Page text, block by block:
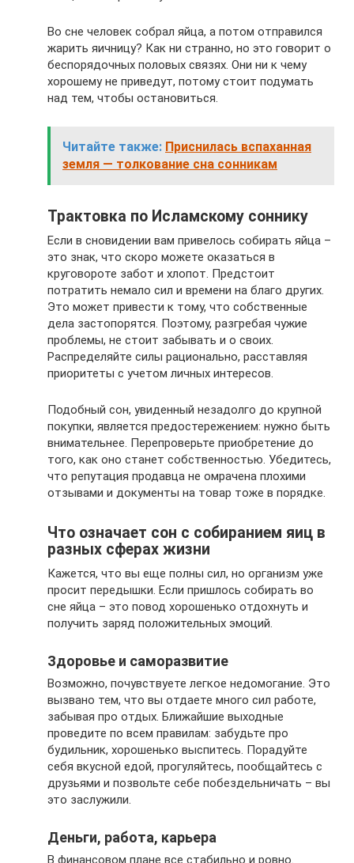
Во сне человек собрал яйца, а потом отправился
жарить яичницу? Как ни странно, но это говорит о
беспорядочных половых связях. Они ни к чему
хорошему не приведут, потому стоит подумать
над тем, чтобы остановиться.
Читайте также: Приснилась вспаханная
земля — толкование сна сонникам
Трактовка по Исламскому соннику
Если в сновидении вам привелось собирать яйца –
это знак, что скоро можете оказаться в
круговороте забот и хлопот. Предстоит
потратить немало сил и времени на благо других.
Это может привести к тому, что собственные
дела застопорятся. Поэтому, разгребая чужие
проблемы, не стоит забывать и о своих.
Распределяйте силы рационально, расставляя
приоритеты с учетом личных интересов.
Подобный сон, увиденный незадолго до крупной
покупки, является предостережением: нужно быть
внимательнее. Перепроверьте приобретение до
того, как оно станет собственностью. Убедитесь,
что репутация продавца не омрачена плохими
отзывами и документы на товар тоже в порядке.
Что означает сон с собиранием яиц в
разных сферах жизни
Кажется, что вы еще полны сил, но организм уже
просит передышки. Если пришлось собирать во
сне яйца – это повод хорошенько отдохнуть и
получить заряд положительных эмоций.
Здоровье и саморазвитие
Возможно, почувствуете легкое недомогание. Это
вызвано тем, что вы отдаете много сил работе,
забывая про отдых. Ближайшие выходные
проведите по всем правилам: забудьте про
будильник, хорошенько выспитесь. Порадуйте
себя вкусной едой, прогуляйтесь, пообщайтесь с
друзьями и позвольте себе побездельничать – вы
это заслужили.
Деньги, работа, карьера
В финансовом плане все стабильно и ровно.